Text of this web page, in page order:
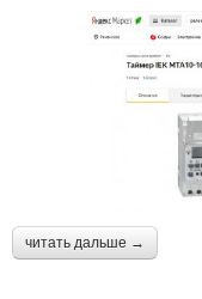
читать дальше →